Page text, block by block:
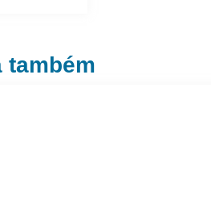
também